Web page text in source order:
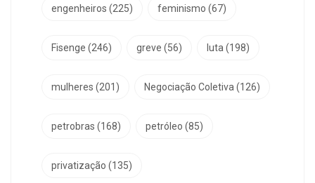
engenheiros (225) feminismo (67)
Fisenge (246) greve (56) luta(198)
mulheres (201) Negociação Coletiva(126)
petrobras (168) petróleo (85)
privatização (135)